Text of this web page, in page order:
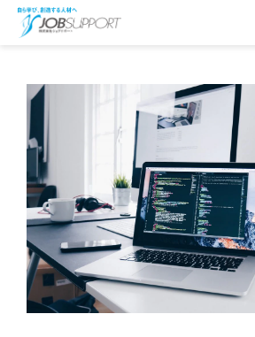
よくあるご質問
お役立ちブログ
会社案内・アクセス